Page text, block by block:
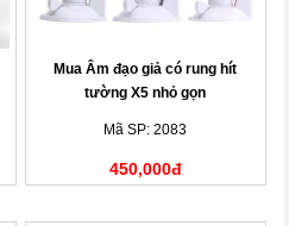
Mua Âm đạo giả có rung hít
tường X5 nhỏ gọn
Mã SP: 2083
450,000đ